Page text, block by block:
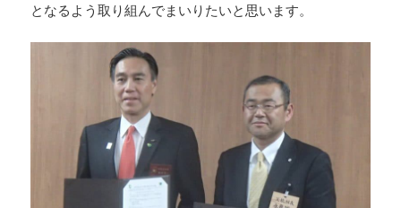
となるよう取り組んでまいりたいと思います。